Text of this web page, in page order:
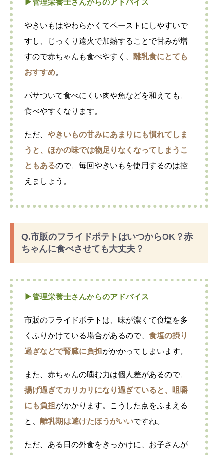
▶︎管理栄養士さんからのアドバイス
やきいもはやわらかくてペーストにしやすいで
すし、じっくり遠火で加熱することで甘みが増
すので赤ちゃんも食べやすく、 離乳食にとても
おすすめ。
パサついて食べにくい肉や魚などを和えても、
食べやすくなります。
ただ、 やきいもの甘みにあまりにも慣れてしま
うと、ほかの味では物足りなくなってしまうこ
ともあるので、毎回やきいもを使用するのは控
えましょう。
Q.市販のフライドポテトはいつからOK？赤
ちゃんに食べさせても大丈夫？
▶︎管理栄養士さんからのアドバイス
市販のフライドポテトは、味が濃くて食塩を多
くふりかけている場合があるので、 食塩の摂り
過ぎなどで腎臓に負担がかかってしまいます。
また、赤ちゃんの噛む力は個人差があるので、
揚げ過ぎてカリカリになり過ぎていると、咀嚼
にも負担がかかります。こうした点をふまえる
と、 離乳期は避けたほうがいいですね。
ただ、ある日の外食をきっかけに、お子さんが